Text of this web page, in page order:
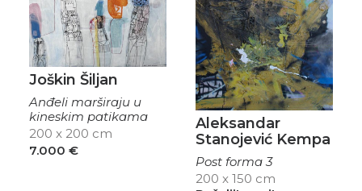
Joškin Šiljan
Anđeli marširaju u
kineskim patikama
200 x 200 cm
7.000 €
Aleksandar
Stanojević Kempa
Post forma 3
200 x 150 cm